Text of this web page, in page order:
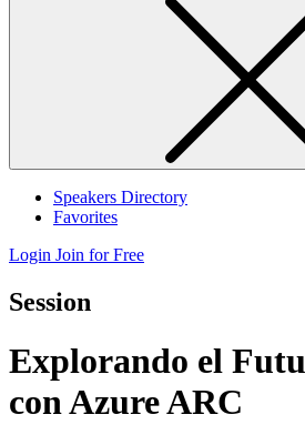
Speakers Directory
Favorites
Login Join for Free
Session
Explorando el
con Azure ARC